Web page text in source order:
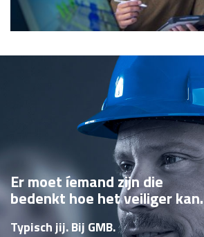
Er moet íemand zijn die
bedenkt hoe het veiliger kan.
Typisch jij. Bij GMB.